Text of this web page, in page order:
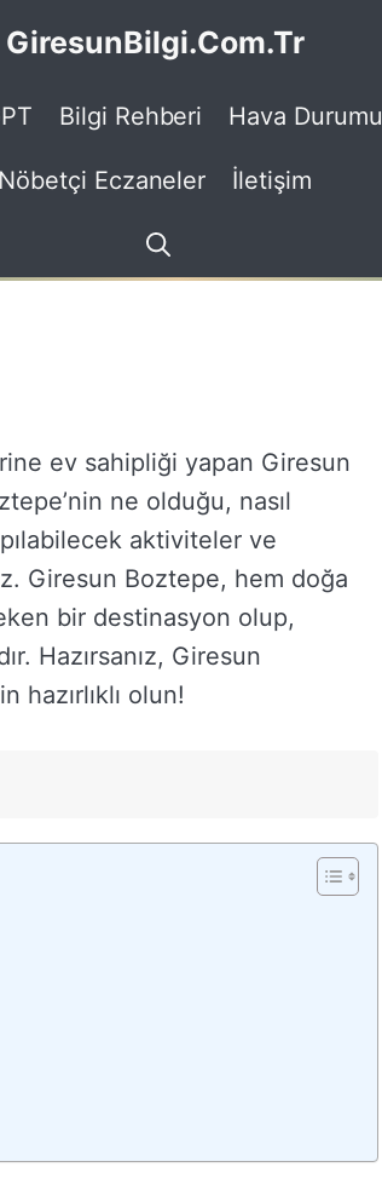
GiresunBilgi.Com.Tr
Bilgi Rehberi Hava Durumu
Nöbetçi Eczaneler İletişim
ev sahipliği yapan Giresun
ne olduğu, nasıl
aktiviteler ve
Giresun Boztepe, hem doğa
bir destinasyon olup,
Hazırsanız, Giresun
hazırlıklı olun!